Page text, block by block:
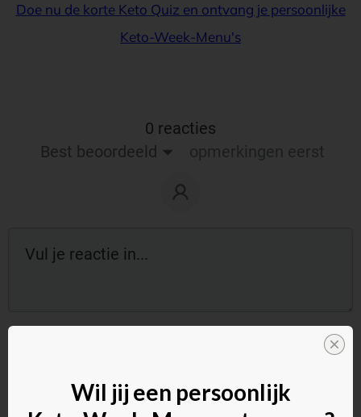
Doe nu de korte Keto Quiz en ontvang je persoonlijke
Keto-Week-Menu's
0 reacties
Best beoordeeld
opmerkingen eerst
Wil jij een persoonlijk